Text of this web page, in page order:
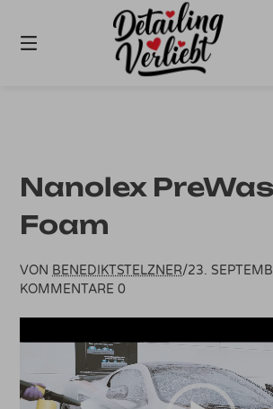
Inhalt
Nanolex
Foam
VON BENEDIKTSTELZNER/23.
KOMMENTARE 0
Player